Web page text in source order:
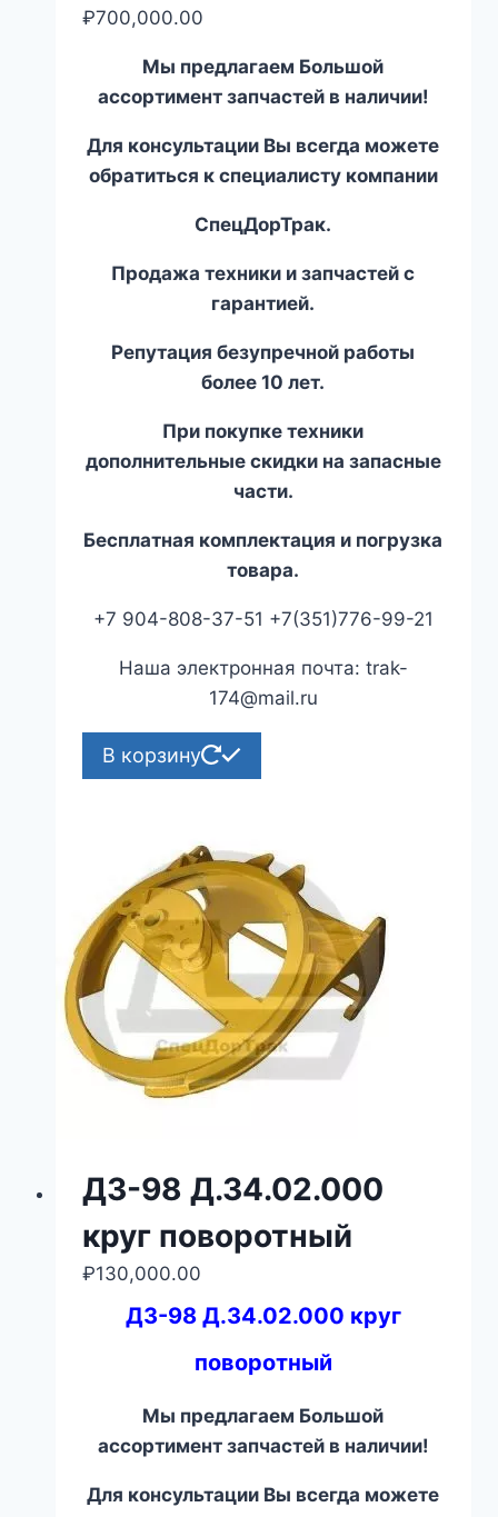
₽700,000.00
Мы предлагаем Большой
ассортимент запчастей в наличии!
Для консультации Вы всегда можете
обратиться к специалисту компании
СпецДорТрак.
Продажа техники и запчастей с
гарантией.
Репутация безупречной работы
более 10 лет.
При покупке техники
дополнительные скидки на запасные
части.
Бесплатная комплектация и погрузка
товара.
+7 904-808-37-51 +7(351)776-99-21
Наша электронная почта: trak-
174@mail.ru
В корзину
ДЗ-98 Д.34.02.000
круг поворотный
₽130,000.00
ДЗ-98 Д.34.02.000 круг
поворотный
Мы предлагаем Большой
ассортимент запчастей в наличии!
Для консультации Вы всегда можете